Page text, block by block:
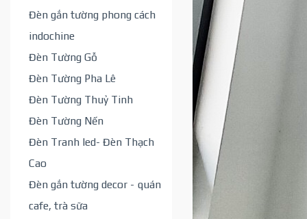
Đèn gắn tường phong cách
indochine
Đèn Tường Gỗ
Đèn Tường Pha Lê
Đèn Tường Thuỷ Tinh
Đèn Tường Nến
Đèn Tranh led- Đèn Thạch
Cao
Đèn gắn tường decor - quán
cafe, trà sữa